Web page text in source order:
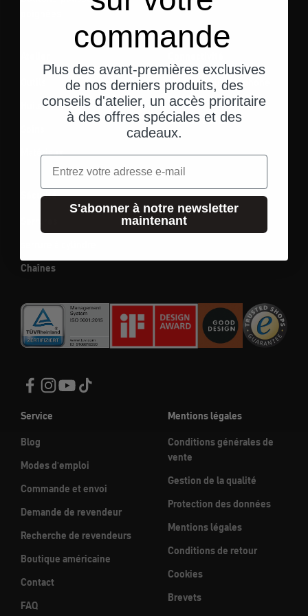
Huiles
Matériaux
support pour téléphone
portable
Casque audio
Sécurité
Chaînes
Service
Blog
Modes d'emploi
Commande et envoi
Demande de revendeur
Recherche de revendeurs
Boutique américaine
Contact
FAQ
Mentions légales
Conditions générales de
vente
Gestion de la qualité
Protection des données
Mentions légales
Conditions de retour
Cookies
Brevets
commande
Plus des avant-premières exclusives
de nos derniers produits, des
conseils d'atelier, un accès prioritaire
à des offres spéciales et des
cadeaux.
Email
S'abonner à notre newsletter
maintenant